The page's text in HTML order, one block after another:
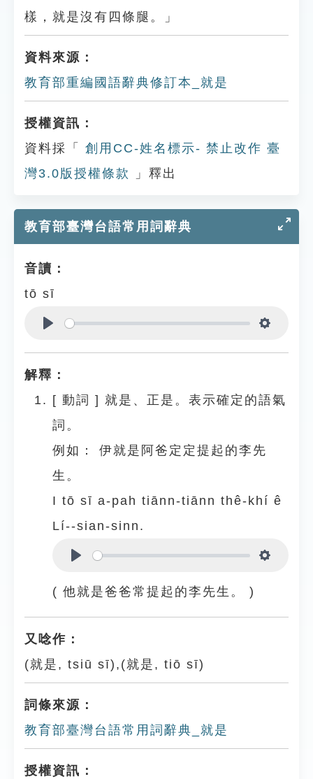
樣，就是沒有四條腿。」
資料來源：
教育部重編國語辭典修訂本_就是
授權資訊：
資料採「
創用CC-姓名標示- 禁止改作 臺
灣3.0版授權條款
」釋出
教育部臺灣台語常用詞辭典
音讀：
tō sī
解釋：
[ 動詞 ] 就是、正是。表示確定的語氣
詞。
例如：
伊就是阿爸定定提起的李先
生。
I tō sī a-pah tiānn-tiānn thê-khí ê
Lí--sian-sinn.
( 他就是爸爸常提起的李先生。 )
又唸作：
(就是, tsiū sī),(就是, tiō sī)
詞條來源：
教育部臺灣台語常用詞辭典_就是
授權資訊：